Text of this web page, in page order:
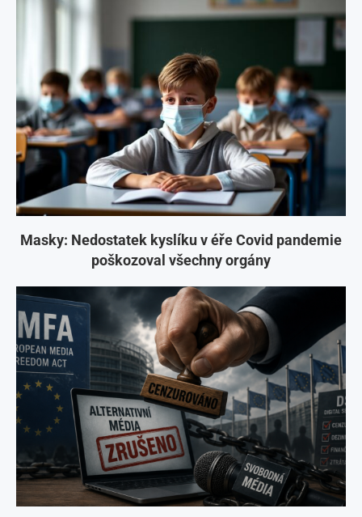
Masky: Nedostatek kyslíku v éře Covid pandemie
poškozoval všechny orgány